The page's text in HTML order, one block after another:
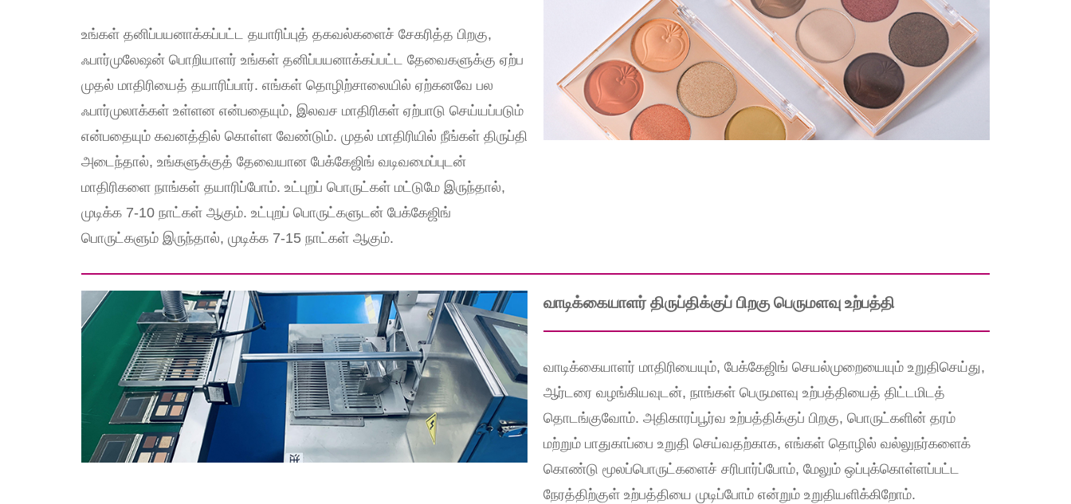
உங்கள் தனிப்பயனாக்கப்பட்ட தயாரிப்புத் தகவல்களைச் சேகரித்த பிறகு,
ஃபார்முலேஷன் பொறியாளர் உங்கள் தனிப்பயனாக்கப்பட்ட தேவைகளுக்கு ஏற்ப
முதல் மாதிரியைத் தயாரிப்பார். எங்கள் தொழிற்சாலையில் ஏற்கனவே பல
ஃபார்முலாக்கள் உள்ளன என்பதையும், இலவச மாதிரிகள் ஏற்பாடு செய்யப்படும்
என்பதையும் கவனத்தில் கொள்ள வேண்டும். முதல் மாதிரியில் நீங்கள் திருப்தி
அடைந்தால், உங்களுக்குத் தேவையான பேக்கேஜிங் வடிவமைப்புடன்
மாதிரிகளை நாங்கள் தயாரிப்போம். உட்புறப் பொருட்கள் மட்டுமே இருந்தால்,
முடிக்க 7-10 நாட்கள் ஆகும். உட்புறப் பொருட்களுடன் பேக்கேஜிங்
பொருட்களும் இருந்தால், முடிக்க 7-15 நாட்கள் ஆகும்.
வாடிக்கையாளர் திருப்திக்குப் பிறகு பெருமளவு உற்பத்தி
வாடிக்கையாளர் மாதிரியையும், பேக்கேஜிங் செயல்முறையையும் உறுதிசெய்து,
ஆர்டரை வழங்கியவுடன், நாங்கள் பெருமளவு உற்பத்தியைத் திட்டமிடத்
தொடங்குவோம். அதிகாரப்பூர்வ உற்பத்திக்குப் பிறகு, பொருட்களின் தரம்
மற்றும் பாதுகாப்பை உறுதி செய்வதற்காக, எங்கள் தொழில் வல்லுநர்களைக்
கொண்டு மூலப்பொருட்களைச் சரிபார்ப்போம், மேலும் ஒப்புக்கொள்ளப்பட்ட
நேரத்திற்குள் உற்பத்தியை முடிப்போம் என்றும் உறுதியளிக்கிறோம்.